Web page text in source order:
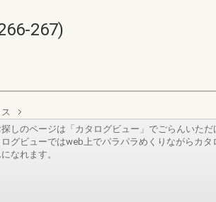
267)
探しのページは「カタログビュー」でごらんいただ
ログビューではweb上でパラパラめくりながらカタ
なれます。